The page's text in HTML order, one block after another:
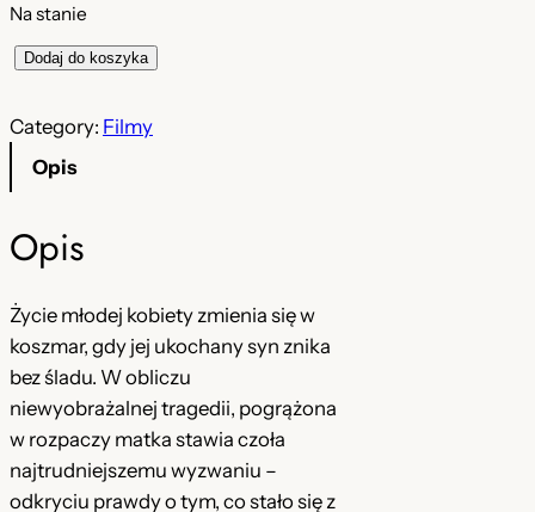
Na stanie
o
a
i
n
i
o
n
y
(
Dodaj do koszyka
Category: Filmy
Opis
Opis
Życie młodej kobiety zmienia się w
koszmar, gdy jej ukochany syn znika
bez śladu. W obliczu
niewyobrażalnej tragedii, pogrążona
w rozpaczy matka stawia czoła
najtrudniejszemu wyzwaniu –
odkryciu prawdy o tym, co stało się z